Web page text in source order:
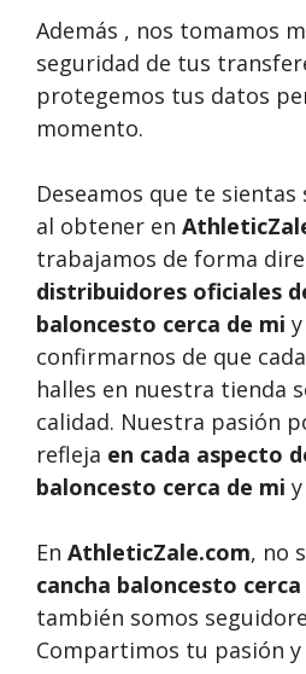
Además , nos tomamos
seguridad de tus
protegemos tus datos
momento.
Deseamos que te
al obtener en
trabajamos de forma
distribuidores oficiales
baloncesto cerca de mi
confirmarnos de que
halles en nuestra tienda
calidad. Nuestra pasión
refleja en cada aspecto
baloncesto cerca de mi
En AthleticZale.com, no
cancha baloncesto
también somos
Compartimos tu pasión